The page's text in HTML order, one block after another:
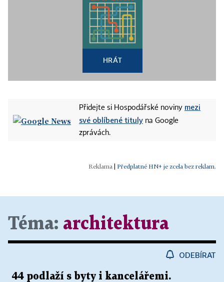
HRÁT
Přidejte si Hospodářské noviny mezi
své oblíbené tituly na Google
zprávách.
Předplatné HN+ je zcela bez reklam.
Téma: architektura
ODEBÍRAT
44 podlaží s byty i kancelářemi.